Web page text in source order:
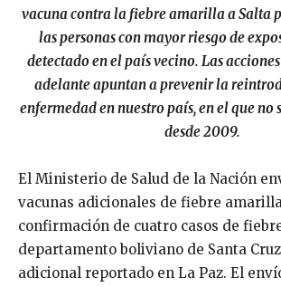
vacuna contra la fiebre amarilla a Salta
las personas con mayor riesgo de
detectado en el país vecino. Las
adelante apuntan a prevenir la
enfermedad en nuestro país, en el que no
desde 2009.
El Ministerio de Salud de la Nación
vacunas adicionales de fiebre
confirmación de cuatro casos de
departamento boliviano de Santa
adicional reportado en La Paz. El